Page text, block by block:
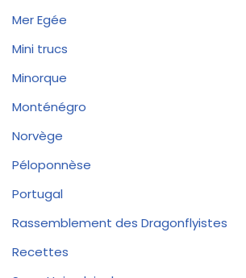
Mer Egée
Mini trucs
Minorque
Monténégro
Norvège
Péloponnèse
Portugal
Rassemblement des Dragonflyistes
Recettes